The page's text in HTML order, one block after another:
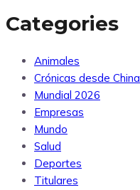
Categories
Animales
Crónicas desde China
Mundial 2026
Empresas
Mundo
Salud
Deportes
Titulares